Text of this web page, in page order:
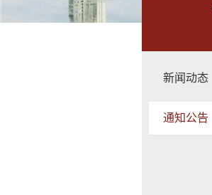
新闻动态
通知公告